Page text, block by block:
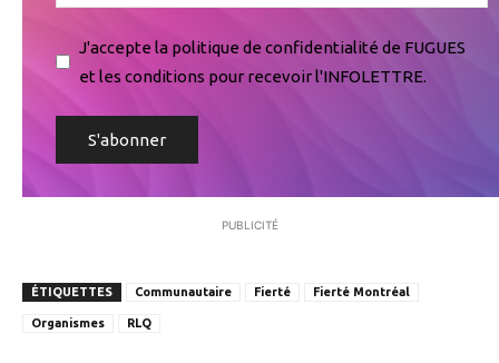
J'accepte la politique de confidentialité de FUGUES
et les conditions pour recevoir l'INFOLETTRE.
PUBLICITÉ
ÉTIQUETTES Communautaire Fierté Fierté Montréal
Organismes RLQ